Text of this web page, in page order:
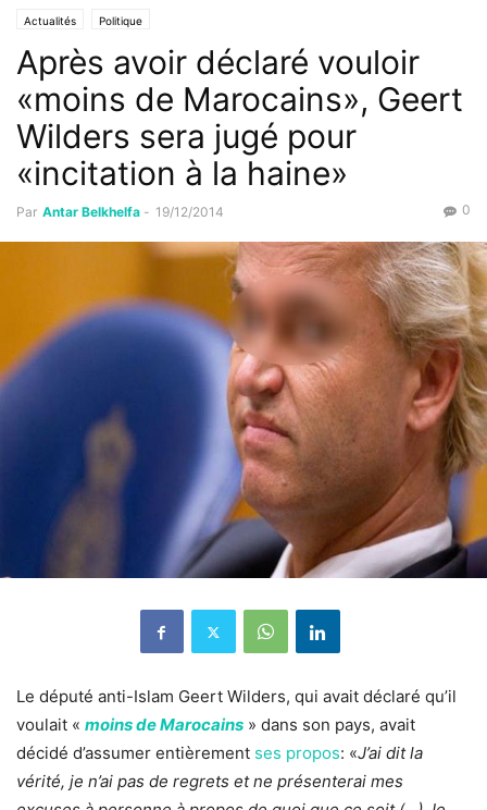
Actualités Politique
Après avoir déclaré vouloir
«moins de Marocains», Geert
Wilders sera jugé pour
«incitation à la haine»
Par Antar Belkhelfa - 19/12/2014 0
Le député anti-Islam Geert Wilders, qui avait déclaré qu’il
voulait « moins de Marocains » dans son pays, avait
décidé d’assumer entièrement ses propos: «J’ai dit la
vérité, je n’ai pas de regrets et ne présenterai mes